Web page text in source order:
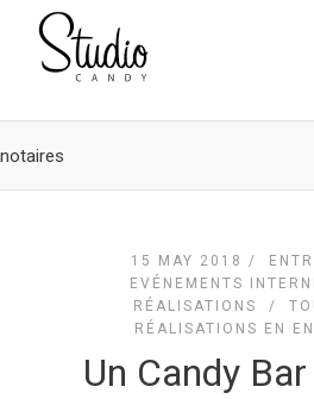
notaires
15 MAY 2018 /
EVÉNEMENTS
RÉALISATIONS
/
RÉALISATIONS EN
Un Candy